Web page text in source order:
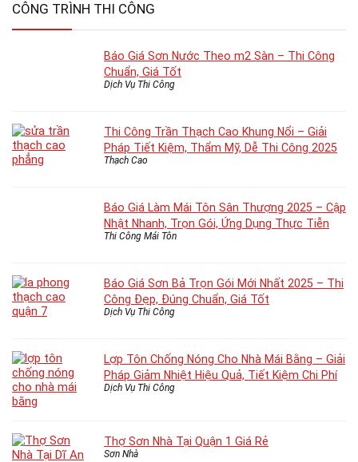
CÔNG TRÌNH THI CÔNG
Báo Giá Sơn Nước Theo m2 Sàn – Thi Công
Chuẩn, Giá Tốt
Dịch Vụ Thi Công
Thi Công Trần Thạch Cao Khung Nổi – Giải
Pháp Tiết Kiệm, Thẩm Mỹ, Dễ Thi Công 2025
Thạch Cao
Báo Giá Làm Mái Tôn Sân Thượng 2025 – Cập
Nhật Nhanh, Trọn Gói, Ứng Dụng Thực Tiễn
Thi Công Mái Tôn
Báo Giá Sơn Bả Trọn Gói Mới Nhất 2025 – Thi
Công Đẹp, Đúng Chuẩn, Giá Tốt
Dịch Vụ Thi Công
Lợp Tôn Chống Nóng Cho Nhà Mái Bằng – Giải
Pháp Giảm Nhiệt Hiệu Quả, Tiết Kiệm Chi Phí
Dịch Vụ Thi Công
Thợ Sơn Nhà Tại Quận 1 Giá Rẻ
Sơn Nhà